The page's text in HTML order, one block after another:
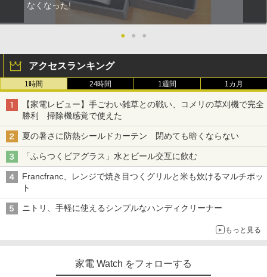
なくなった!
● ● ●
アクセスランキング
1時間 24時間 1週間 1カ月
【家電レビュー】手ごわい雑草との戦い、コメリの草刈機で完全
勝利 掃除機感覚で使えた
夏の暑さに防熱シールドカーテン 閉めても暗くならない
「ふらつくビアグラス」水とビール交互に飲む
Francfranc、レンジで焼き目つくグリルと米も炊けるマルチポッ
ト
ニトリ、手軽に使えるシンプルなハンディクリーナー
もっと見る
家電 Watch をフォローする